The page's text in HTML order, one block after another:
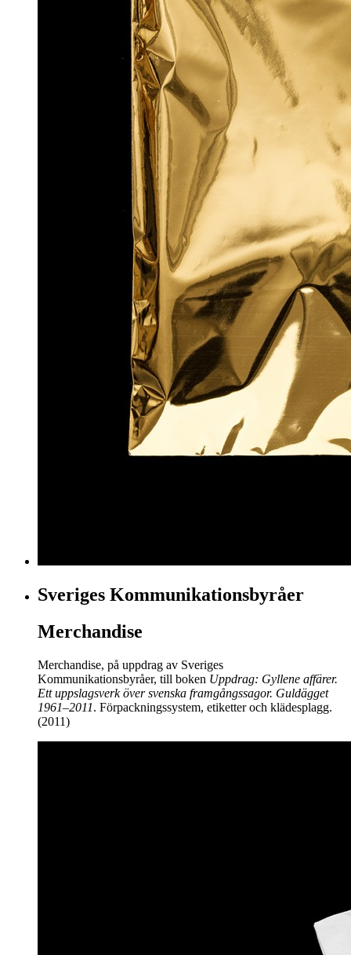
Sveriges Kommunikationsbyråer
Merchandise
Merchandise, på uppdrag av Sveriges
Kommunikationsbyråer, till boken Uppdrag: Gyllene affärer.
Ett uppslagsverk över svenska framgångssagor. Guldägget
1961–2011. Förpackningssystem, etiketter och klädesplagg.
(2011)